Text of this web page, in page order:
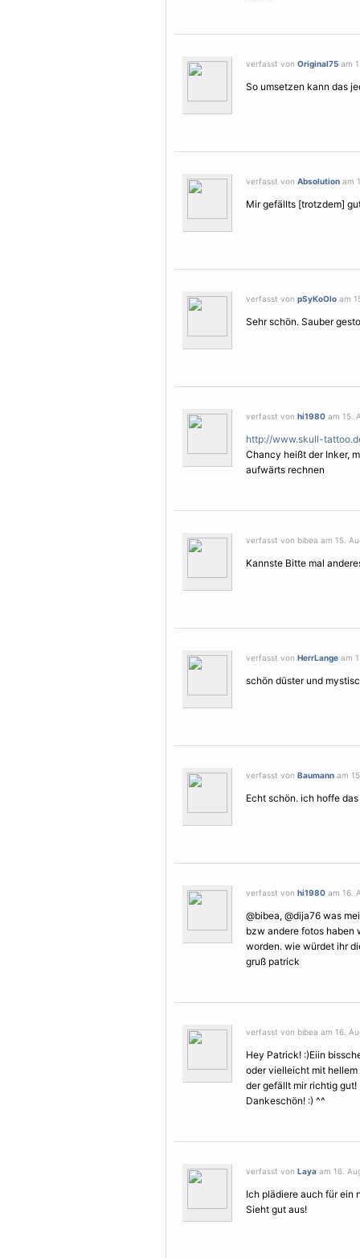
verfasst von Original75 am
So umsetzen kann das
verfasst von Absolution am
Mir gefällts [trotzdem]
verfasst von pSyKoOlo am
Sehr schön. Sauber
verfasst von hi1980 am 15.
http://www.skull-
Chancy heißt der Inker,
aufwärts rechnen
verfasst von bibea am 15.
Kannste Bitte mal
verfasst von HerrLange am
schön düster und
verfasst von Baumann am
Echt schön. ich hoffe
verfasst von hi1980 am 16.
@bibea, @dija76 was
bzw andere fotos haben
worden. wie würdet ihr
gruß patrick
verfasst von bibea am 16.
Hey Patrick! :)Eiin
oder vielleicht mit hellem
der gefällt mir richtig gut!
Dankeschön! :) ^^
verfasst von Laya am 16.
Ich plädiere auch für ein
Sieht gut aus!